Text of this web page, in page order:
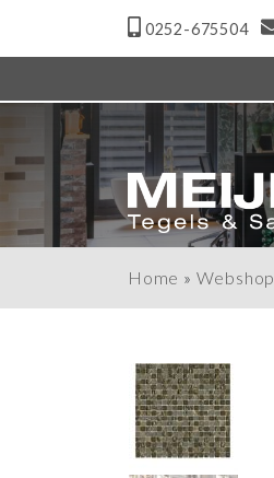
0252-675504
Home » Webshop